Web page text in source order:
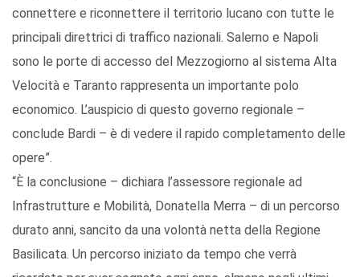
connettere e riconnettere il territorio lucano con tutte le
principali direttrici di traffico nazionali. Salerno e Napoli
sono le porte di accesso del Mezzogiorno al sistema Alta
Velocità e Taranto rappresenta un importante polo
economico. L’auspicio di questo governo regionale –
conclude Bardi – è di vedere il rapido completamento delle
opere”.
“È la conclusione – dichiara l’assessore regionale ad
Infrastrutture e Mobilità, Donatella Merra – di un percorso
durato anni, sancito da una volontà netta della Regione
Basilicata. Un percorso iniziato da tempo che verrà